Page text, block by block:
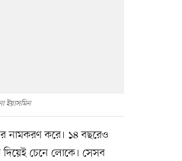
ইয়াসমিন
নামকরণ করে। ১৪ বছরেও
চেনে লোকে। সেসব